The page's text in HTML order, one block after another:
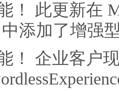
此更新在
中添加了增强
企业客户现